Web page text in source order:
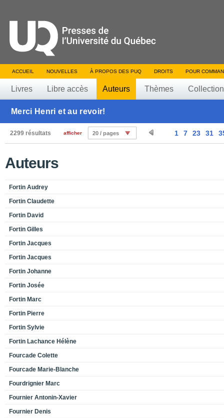
ACCUEIL NOUVELLES À PROPOS DES PUQ DROITS POUR
Livres Libre accès Auteurs Thèmes
Merci Henri et au revoir!
2299 résultats 1 7 23 31
afficher 20 / pages
Auteurs
Fortin Audrey
Fortin Claudette
Fortin David
Fortin Gilles
Fortin Jacques
Fortin Jacques
Fortin Johanne
Fortin Josée
Fortin Marc
Fortin Pierre
Fortin Sylvie
Fortin Lachance Hélène
Fourcade Colette
Fourcade Marie-Blanche
Fourdrignier Marc
Fournier Antonin-Xavier
Fournier Denis